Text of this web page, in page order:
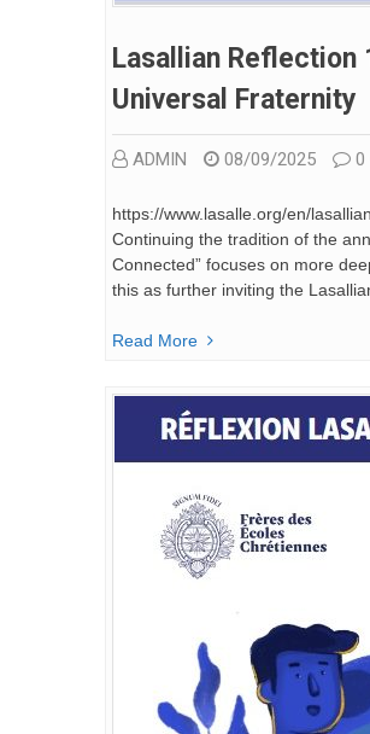
Lasallian Reflection
Universal Fraternity
ADMIN 08/09/2025 0
https://www.lasalle.org/en/
Continuing the tradition of the
Connected” focuses on more
this as further inviting the
Read More